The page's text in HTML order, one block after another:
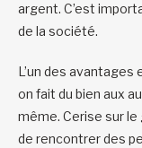
argent. C’est
de la société.
L’un des
on fait du bien aux
même. Cerise sur
de rencontrer des